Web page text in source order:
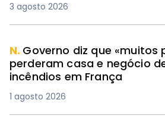
3 agosto 2026
N. Governo diz que «muitos
perderam casa e negócio
incêndios em França
1 agosto 2026